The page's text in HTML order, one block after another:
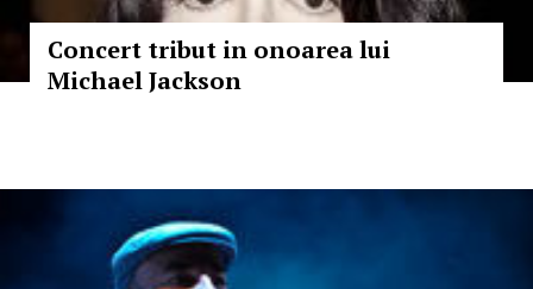
Concert tribut in onoarea lui
Michael Jackson